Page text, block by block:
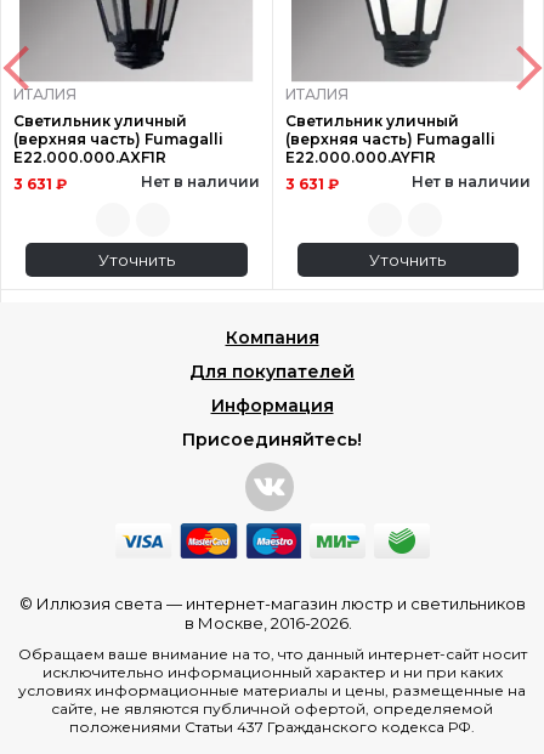
ИТАЛИЯ
Светильник уличный
(верхняя часть) Fumagalli
E22.000.000.AXF1R
3 631 ₽
Нет в наличии
Уточнить
ИТАЛИЯ
Светильник уличный
(верхняя часть) Fumagalli
E22.000.000.AYF1R
3 631 ₽
Нет в наличии
Уточнить
Компания
Для покупателей
Информация
Присоединяйтесь!
© Иллюзия света — интернет-магазин люстр и светильников
в Москве , 2016-2026.
Обращаем ваше внимание на то, что данный интернет-сайт носит
исключительно информационный характер и ни при каких
условиях информационные материалы и цены, размещенные на
сайте, не являются публичной офертой, определяемой
положениями Статьи 437 Гражданского кодекса РФ.